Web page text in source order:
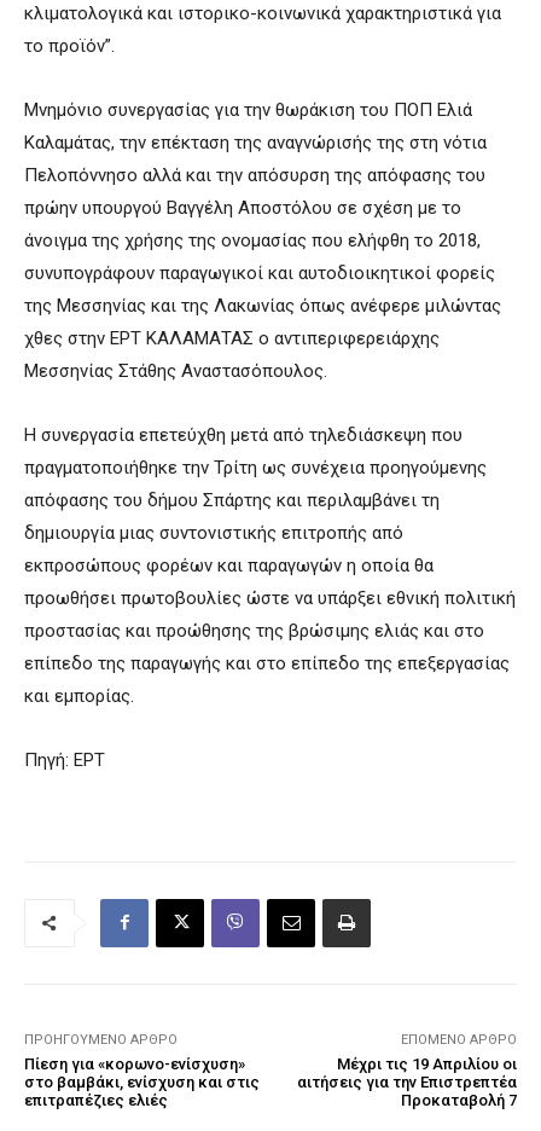
κλιματολογικά και ιστορικο-κοινωνικά χαρακτηριστικά για
το προϊόν”.
Μνημόνιο συνεργασίας για την θωράκιση του ΠΟΠ Ελιά
Καλαμάτας, την επέκταση της αναγνώρισής της στη νότια
Πελοπόννησο αλλά και την απόσυρση της απόφασης του
πρώην υπουργού Βαγγέλη Αποστόλου σε σχέση με το
άνοιγμα της χρήσης της ονομασίας που ελήφθη το 2018,
συνυπογράφουν παραγωγικοί και αυτοδιοικητικοί φορείς
της Μεσσηνίας και της Λακωνίας όπως ανέφερε μιλώντας
χθες στην ΕΡΤ ΚΑΛΑΜΑΤΑΣ ο αντιπεριφερειάρχης
Μεσσηνίας Στάθης Αναστασόπουλος.
Η συνεργασία επετεύχθη μετά από τηλεδιάσκεψη που
πραγματοποιήθηκε την Τρίτη ως συνέχεια προηγούμενης
απόφασης του δήμου Σπάρτης και περιλαμβάνει τη
δημιουργία μιας συντονιστικής επιτροπής από
εκπροσώπους φορέων και παραγωγών η οποία θα
προωθήσει πρωτοβουλίες ώστε να υπάρξει εθνική πολιτική
προστασίας και προώθησης της βρώσιμης ελιάς και στο
επίπεδο της παραγωγής και στο επίπεδο της επεξεργασίας
και εμπορίας.
Πηγή: ΕΡΤ
ΠΡΟΗΓΟΎΜΕΝΟ ΆΡΘΡΟ
Πίεση για «κορωνο-ενίσχυση»
στο βαμβάκι, ενίσχυση και στις
επιτραπέζιες ελιές
ΕΠΌΜΕΝΟ ΆΡΘΡΟ
Μέχρι τις 19 Απριλίου οι
αιτήσεις για την Επιστρεπτέα
Προκαταβολή 7